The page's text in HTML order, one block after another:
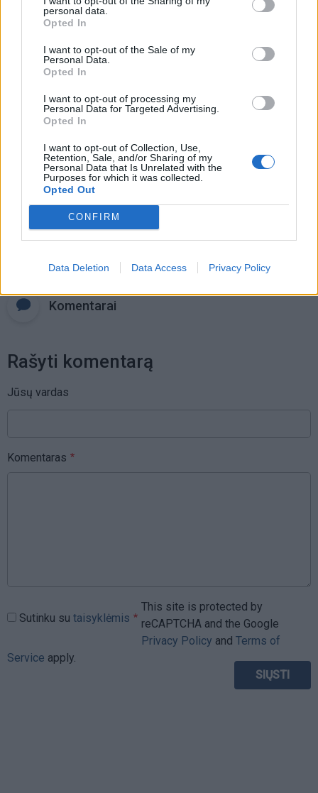
personal data.
Opted In
I want to opt-out of the Sale of my
Personal Data.
Opted In
I want to opt-out of processing my
Personal Data for Targeted Advertising.
Opted In
I want to opt-out of Collection, Use,
Retention, Sale, and/or Sharing of my
Personal Data that Is Unrelated with the
Purposes for which it was collected.
Opted Out
CONFIRM
Data Deletion Data Access Privacy Policy
rankinio“: vilkiko puspriekabės ratai
Raktažodžiai
neringos savivaldybė nidos švyturys
Komentarai
Rašyti komentarą
Jūsų vardas
Komentaras
Sutinku su taisyklėmis
This site is protected by
reCAPTCHA and the Google
Privacy Policy and Terms of
Service apply.